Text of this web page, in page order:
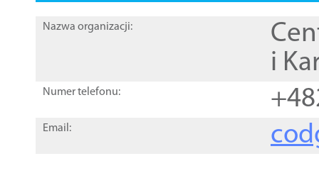
Nazwa organizacji:
i
Numer telefonu:
Email: